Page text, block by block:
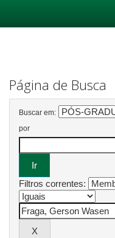
Página de Busca
Buscar em:
por
Filtros correntes: